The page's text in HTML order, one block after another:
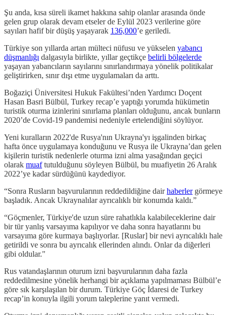
Şu anda, kısa süreli ikamet hakkına sahip olanlar arasında önde
gelen grup olarak devam etseler de Eylül 2023 verilerine göre
sayıları hafif bir düşüş yaşayarak 136,000’e geriledi.
Türkiye son yıllarda artan mülteci nüfusu ve yükselen yabancı
düşmanlığı dalgasıyla birlikte, yıllar geçtikçe belirli bölgelerde
yaşayan yabancıların sayılarını sınırlandırmaya yönelik politikalar
geliştirirken, sınır dışı etme uygulamaları da arttı.
Boğaziçi Üniversitesi Hukuk Fakültesi’nden Yardımcı Doçent
Hasan Basri Bülbül, Turkey recap’e yaptığı yorumda hükümetin
turistik oturma izinlerini sınırlama planları olduğunu, ancak bunların
2020’de Covid-19 pandemisi nedeniyle ertelendiğini söylüyor.
Yeni kuralların 2022'de Rusya'nın Ukrayna'yı işgalinden birkaç
hafta önce uygulamaya konduğunu ve Rusya ile Ukrayna’dan gelen
kişilerin turistik nedenlerle oturma izni alma yasağından geçici
olarak muaftutulduğunu söyleyen Bülbül, bu muafiyetin 26 Aralık
2022’ye kadar sürdüğünü kaydediyor.
“Sonra Rusların başvurularının reddedildiğine dairhaberlergörmeye
başladık. Ancak Ukraynalılar ayrıcalıklı bir konumda kaldı.”
“Göçmenler, Türkiye'de uzun süre rahatlıkla kalabileceklerine dair
bir tür yanlış varsayıma kapılıyor ve daha sonra hayatlarını bu
varsayıma göre kurmaya başlıyorlar. [Ruslar] bir nevi ayrıcalıklı hale
getirildi ve sonra bu ayrıcalık ellerinden alındı. Onlar da diğerleri
gibi oldular."
Rus vatandaşlarının oturum izni başvurularının daha fazla
reddedilmesine yönelik herhangi bir açıklama yapılmaması Bülbül’e
göre sık karşılaşılan bir durum. Türkiye Göç İdaresi de Turkey
recap’in konuyla ilgili yorum taleplerine yanıt vermedi.